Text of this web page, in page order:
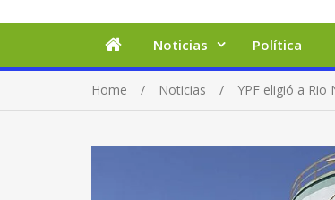
Noticias Política
Home Noticias YPF eligió a Rio